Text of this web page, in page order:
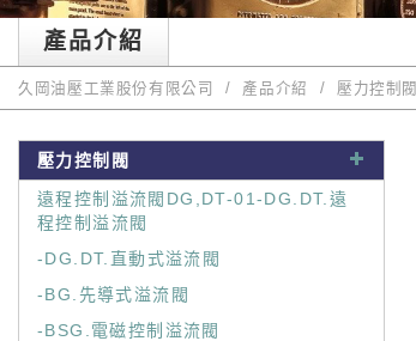
產品介紹
久岡油壓工業股份有限公司 產品介紹 壓力控制閥
壓力控制閥
遠程控制溢流閥DG,DT-01-DG.DT.遠
程控制溢流閥
-DG.DT.直動式溢流閥
-BG.先導式溢流閥
-BSG.電磁控制溢流閥